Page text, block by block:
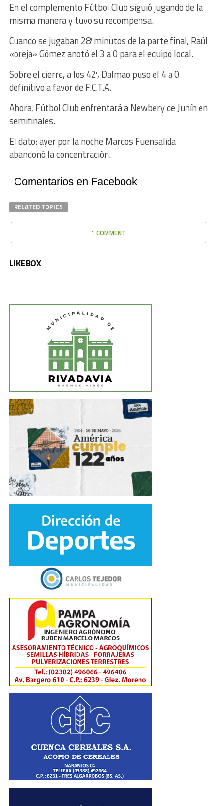
En el complemento Fútbol Club siguió jugando de la
misma manera y tuvo su recompensa.
Cuando se jugaban 28′ minutos de la parte final, Raúl
«oreja» Gómez anotó el 3 a 0 para el equipo local.
Sobre el cierre, a los 42′, Dalmao puso el 4 a 0
definitivo a favor de F.C.T.A.
Ahora, Fútbol Club enfrentará a Newbery de Junín en
semifinales.
El dato: ayer por la noche Marcos Fuensalida
abandonó la concentración.
Comentarios en Facebook
RELATED TOPICS
1 COMMENT
LIKEBOX